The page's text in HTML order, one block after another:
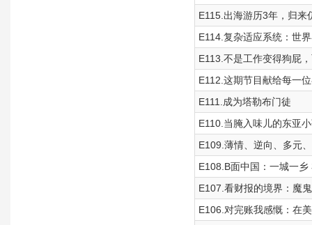
E115.出海游历3年，归来
E114.复杂适应系统：世
E113.不是工作变得狗屁
E112.这期节目献给每一
E111.成为塔勒布门徒
E110.当腌入味儿的东亚
E109.薄情、逆向、多元
E108.B面中国：一城一乡
E107.看财报的境界：魔
E106.对完账我感慨：在